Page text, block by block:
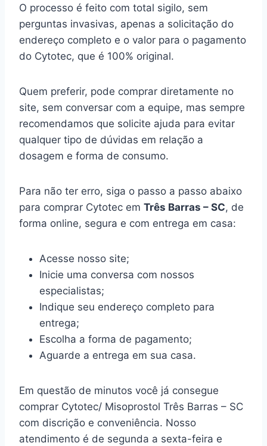
O processo é feito com total sigilo, sem
perguntas invasivas, apenas a solicitação do
endereço completo e o valor para o pagamento
do Cytotec, que é 100% original.
Quem preferir, pode comprar diretamente no
site, sem conversar com a equipe, mas sempre
recomendamos que solicite ajuda para evitar
qualquer tipo de dúvidas em relação a
dosagem e forma de consumo.
Para não ter erro, siga o passo a passo abaixo
para comprar Cytotec em Três Barras – SC, de
forma online, segura e com entrega em casa:
Acesse nosso site;
Inicie uma conversa com nossos
especialistas;
Indique seu endereço completo para
entrega;
Escolha a forma de pagamento;
Aguarde a entrega em sua casa.
Em questão de minutos você já consegue
comprar Cytotec/ Misoprostol Três Barras – SC
com discrição e conveniência. Nosso
atendimento é de segunda a sexta-feira e